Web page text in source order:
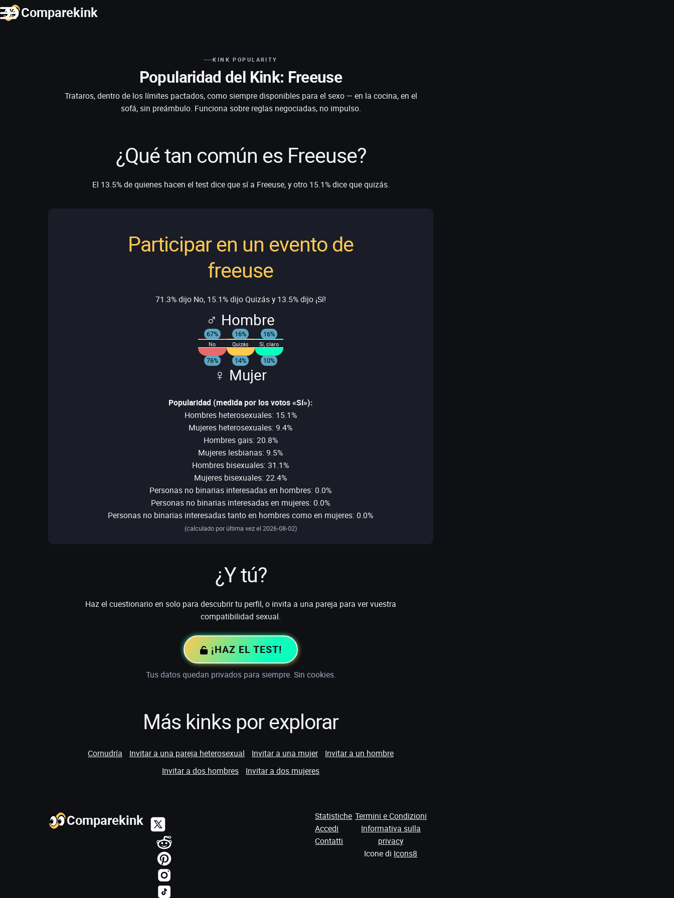
Comparekink
KINK POPULARITY
Popularidad del Kink: Freeuse
Trataros, dentro de los límites pactados, como siempre disponibles para el sexo — en la cocina, en el
sofá, sin preámbulo. Funciona sobre reglas negociadas, no impulso.
¿Qué tan común es Freeuse?
El 13.5% de quienes hacen el test dice que sí a Freeuse, y otro 15.1% dice que quizás.
Participar en un evento de
freeuse
71.3% dijo No, 15.1% dijo Quizás y 13.5% dijo ¡Sí!
♂ Hombre
No
67%
Quizás
16%
Sí, claro
16%
76% 14% 10%
♀ Mujer
Popularidad (medida por los votos «Sí»):
Hombres heterosexuales: 15.1%
Mujeres heterosexuales: 9.4%
Hombres gais: 20.8%
Mujeres lesbianas: 9.5%
Hombres bisexuales: 31.1%
Mujeres bisexuales: 22.4%
Personas no binarias interesadas en hombres: 0.0%
Personas no binarias interesadas en mujeres: 0.0%
Personas no binarias interesadas tanto en hombres como en mujeres: 0.0%
(calculado por última vez el 2026-08-02)
¿Y tú?
Haz el cuestionario en solo para descubrir tu perfil, o invita a una pareja para ver vuestra
compatibilidad sexual.
¡HAZ EL TEST!
Tus datos quedan privados para siempre. Sin cookies.
Más kinks por explorar
Cornudría Invitar a una pareja heterosexual Invitar a una mujer
Invitar a un hombre
Invitar a dos hombres
Invitar a dos mujeres
Comparekink
Statistiche
Accedi
Contatti
Termini e Condizioni
Informativa sulla
privacy
Icone di Icons8